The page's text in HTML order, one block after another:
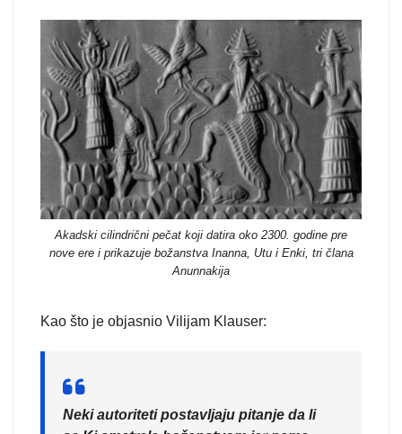
Akadski cilindrični pečat koji datira oko 2300. godine pre
nove ere i prikazuje božanstva Inanna, Utu i Enki, tri člana
Anunnakija
Kao što je objasnio Vilijam Klauser:
Neki autoriteti postavljaju pitanje da li